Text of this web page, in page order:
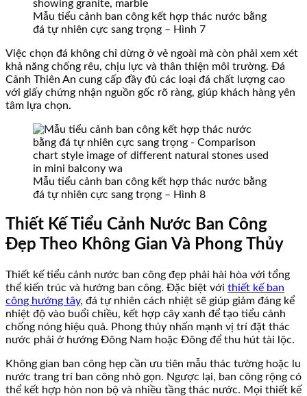
Mẫu tiểu cảnh ban công kết hợp thác nước bằng
đá tự nhiên cực sang trọng – Hình 7
Việc chọn đá không chỉ dừng ở vẻ ngoài mà còn phải xem xét
khả năng chống rêu, chịu lực và thân thiện môi trường. Đá
Cảnh Thiên An cung cấp đầy đủ các loại đá chất lượng cao
với giấy chứng nhận nguồn gốc rõ ràng, giúp khách hàng yên
tâm lựa chọn.
Mẫu tiểu cảnh ban công kết hợp thác nước bằng
đá tự nhiên cực sang trọng – Hình 8
Thiết Kế Tiểu Cảnh Nước Ban Công
Đẹp Theo Không Gian Và Phong Thủy
Thiết kế tiểu cảnh nước ban công đẹp phải hài hòa với tổng
thể kiến trúc và hướng ban công. Đặc biệt với thiết kế ban
công hướng tây, đá tự nhiên cách nhiệt sẽ giúp giảm đáng kể
nhiệt độ vào buổi chiều, kết hợp cây xanh để tạo tiểu cảnh
chống nóng hiệu quả. Phong thủy nhấn mạnh vị trí đặt thác
nước phải ở hướng Đông Nam hoặc Đông để thu hút tài lộc.
Không gian ban công hẹp cần ưu tiên mẫu thác tường hoặc lu
nước trang trí ban công nhỏ gọn. Ngược lại, ban công rộng có
thể kết hợp hòn non bộ và nhiều tầng thác nước. Mọi thiết kế